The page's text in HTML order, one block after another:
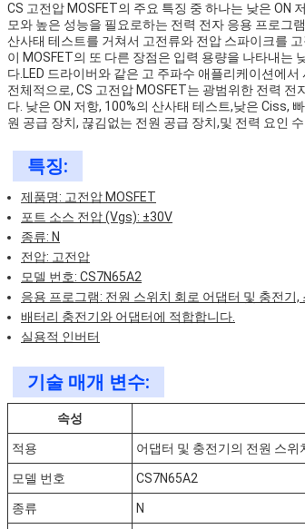
CS 고전압 MOSFET의 주요 특징 중 하나는 낮은 ON
모와 높은 성능을 필요로하는 전력 전자 응용 프로그
산사태 테스트를 거쳐서 고전류와 전압 스파이크를
이 MOSFET의 또 다른 장점은 입력 용량을 나타내는
다.LED 드라이버와 같은 고 주파수 애플리케이션에
전체적으로, CS 고전압 MOSFET는 광범위한 전력
다. 낮은 ON 저항, 100%의 산사태 테스트,낮은 Ciss,
원 공급 장치, 끊김없는 전원 공급 장치,및 전력 요인
특징:
제품명: 고전압 MOSFET
포트 소스 전압 (Vgs): ±30V
종류: N
전압: 고전압
모델 번호: CS7N65A2
응용 프로그램: 전원 스위치 회로 어댑터 및 충전기
배터리 충전기와 어댑터에 적합합니다.
실용적 인버터
기술 매개 변수:
속성
적용 어댑터 및 충전기의 전원 스위
모델 번호 CS7N65A2
종류 N